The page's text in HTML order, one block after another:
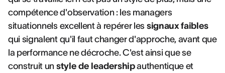
compétence d'observation : les managers
situationnels excellent à repérer les signaux faibles
qui signalent qu'il faut changer d'approche, avant que
la performance ne décroche. C'est ainsi que se
construit un style de leadershipauthentique et